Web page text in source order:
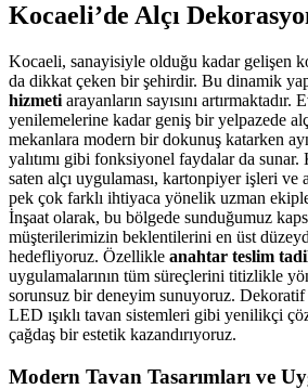
Kocaeli’de Alçı
Kocaeli, sanayisiyle olduğu kadar gelişen
da dikkat çeken bir şehirdir. Bu dinamik
hizmeti arayanların sayısını
yenilemelerine kadar geniş bir yelpazede
mekanlara modern bir dokunuş katarken
yalıtımı gibi fonksiyonel faydalar da sunar.
saten alçı uygulaması, kartonpiyer işleri ve
pek çok farklı ihtiyaca yönelik uzman
İnşaat olarak, bu bölgede sunduğumuz
müşterilerimizin beklentilerini en üst
hedefliyoruz. Özellikle anahtar teslim
uygulamalarının tüm süreçlerini titizlikle
sorunsuz bir deneyim sunuyoruz. Dekoratif
LED ışıklı tavan sistemleri gibi yenilikçi
çağdaş bir estetik kazandırıyoruz.
Modern Tavan Tasarımları ve